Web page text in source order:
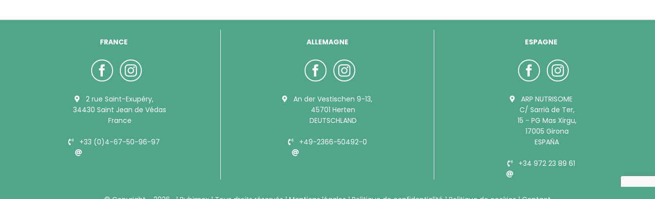
FRANCE
2 rue Saint-Exupéry,
34430 Saint Jean de Védas
France
+33 (0)4-67-50-96-97
ALLEMAGNE
An der Vestischen 9-13,
45701 Herten
DEUTSCHLAND
+49-2366-50492-0
ESPAGNE
ARP NUTRISOME
C/ Sarrià de Ter,
15 - PG Mas Xirgu,
17005 Girona
ESPAÑA
+34 972 23 89 61